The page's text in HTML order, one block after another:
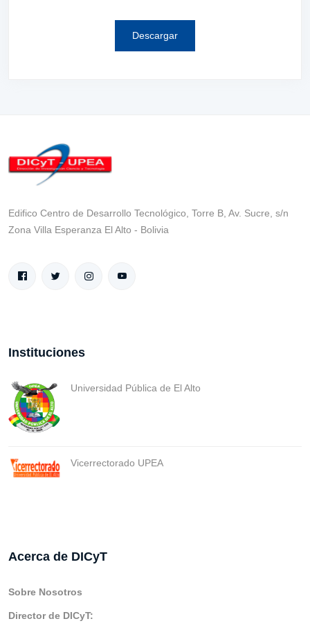
Descargar
Edifico Centro de Desarrollo Tecnológico, Torre B, Av. Sucre, s/n
Zona Villa Esperanza El Alto - Bolivia
Instituciones
Universidad Pública de El Alto
Vicerrectorado UPEA
Acerca de DICyT
Sobre Nosotros
Director de DICyT: